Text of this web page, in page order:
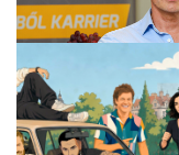
Energia